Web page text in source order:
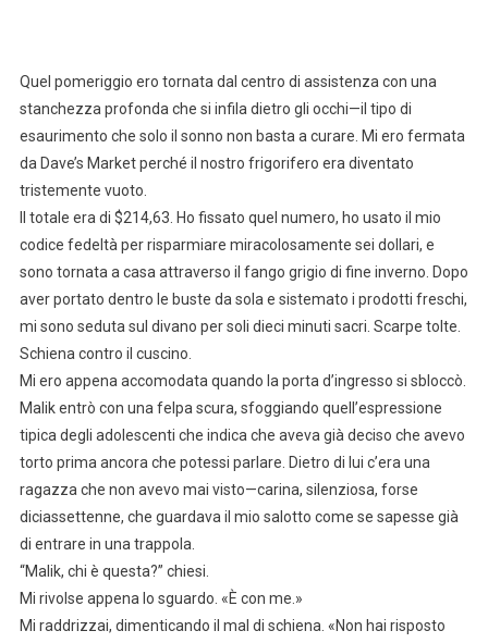
Quel pomeriggio ero tornata dal centro di assistenza con una
stanchezza profonda che si infila dietro gli occhi—il tipo di
esaurimento che solo il sonno non basta a curare. Mi ero fermata
da Dave’s Market perché il nostro frigorifero era diventato
tristemente vuoto.
Il totale era di $214,63. Ho fissato quel numero, ho usato il mio
codice fedeltà per risparmiare miracolosamente sei dollari, e
sono tornata a casa attraverso il fango grigio di fine inverno. Dopo
aver portato dentro le buste da sola e sistemato i prodotti freschi,
mi sono seduta sul divano per soli dieci minuti sacri. Scarpe tolte.
Schiena contro il cuscino.
Mi ero appena accomodata quando la porta d’ingresso si sbloccò.
Malik entrò con una felpa scura, sfoggiando quell’espressione
tipica degli adolescenti che indica che aveva già deciso che avevo
torto prima ancora che potessi parlare. Dietro di lui c’era una
ragazza che non avevo mai visto—carina, silenziosa, forse
diciassettenne, che guardava il mio salotto come se sapesse già
di entrare in una trappola.
“Malik, chi è questa?” chiesi.
Mi rivolse appena lo sguardo. «È con me.»
Mi raddrizzai, dimenticando il mal di schiena. «Non hai risposto